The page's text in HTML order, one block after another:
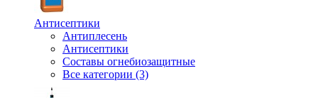
Антисептики
Антиплесень
Антисептики
Составы огнебиозащитные
Все категории (3)